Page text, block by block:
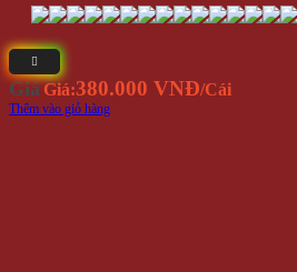
Giá Giá:380.000 VNĐ/Cái
Thêm vào giỏ hàng